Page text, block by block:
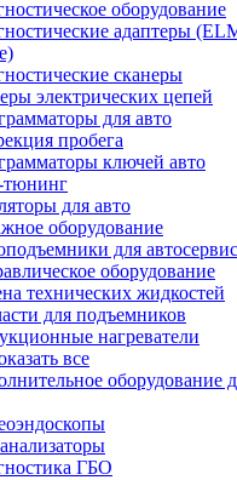
оборудование
адаптеры
сканеры
электрических цепей
для авто
пробега
ключей авто
для авто
оборудование
для
оборудование
технических жидкостей
для подъемников
нагреватели
все
оборудование
ГБО